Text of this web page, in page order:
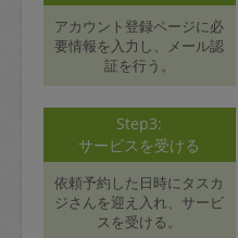
アカウント登録ページに必
要情報を入力し、メール認
証を行う。
Step3:
サービスを受ける
依頼予約した日時にタスカ
ジさんを迎え入れ、サービ
スを受ける。